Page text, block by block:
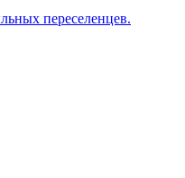
переселенцев.